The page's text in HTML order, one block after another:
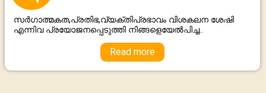
സര്‍ഗാത്മകത,പ്രതിഭ,വ്യക്തിപ്രഭാവം വിശകലന ശേഷി
എന്നിവ പ്രയോജനപ്പെടുത്തി നിങ്ങളെയേല്‍പിച്ച..
Read more